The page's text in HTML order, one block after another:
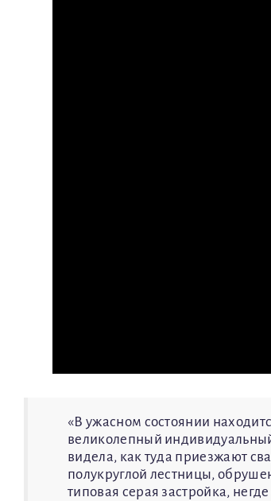
«В ужасном состоянии
великолепный
видела, как туда приезжают
полукруглой лестницы,
типовая серая застройка,